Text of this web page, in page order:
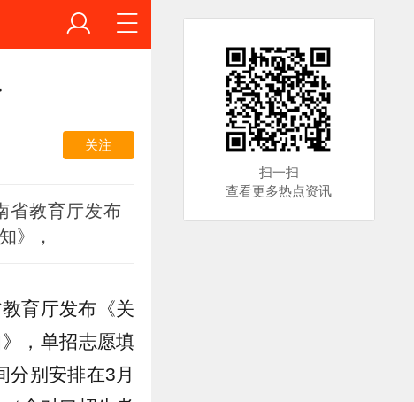
关注
省教育厅发布
》，
育厅发布《关
，单招志愿填
分别安排在3月
扫一扫
查看更多热点资讯